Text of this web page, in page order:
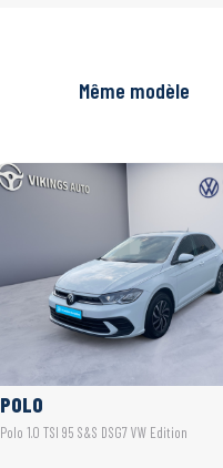
Même modèle
POLO
Polo 1.0 TSI 95 S&S DSG7 VW Edition